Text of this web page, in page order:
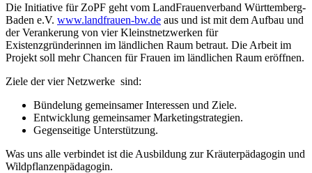
Die Initiative für ZoPF geht vom LandFrauenverband Württemberg-
Baden e.V. www.landfrauen-bw.de aus und ist mit dem Aufbau und
der Verankerung von vier Kleinstnetzwerken für
Existenzgründerinnen im ländlichen Raum betraut. Die Arbeit im
Projekt soll mehr Chancen für Frauen im ländlichen Raum eröffnen.
Ziele der vier Netzwerke sind:
Bündelung gemeinsamer Interessen und Ziele.
Entwicklung gemeinsamer Marketingstrategien.
Gegenseitige Unterstützung.
Was uns alle verbindet ist die Ausbildung zur Kräuterpädagogin und
Wildpflanzenpädagogin.